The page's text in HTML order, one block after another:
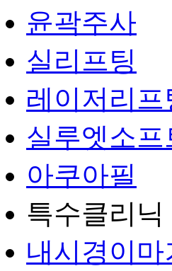
윤곽주사
실리프팅
레이저리
실루엣소프
아쿠아필
특수클리닉
내시경이마